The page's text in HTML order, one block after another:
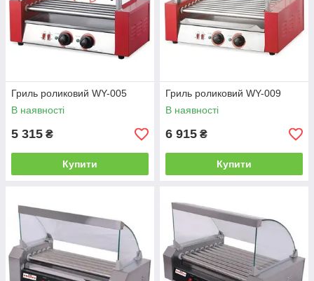
Гриль роликовий WY-005
В наявності
5 315 ₴
Купити
Гриль роликовий WY-009
В наявності
6 915 ₴
Купити